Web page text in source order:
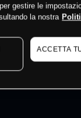
Accediper
to see latest
gestire le
la nostra
ACCETTA